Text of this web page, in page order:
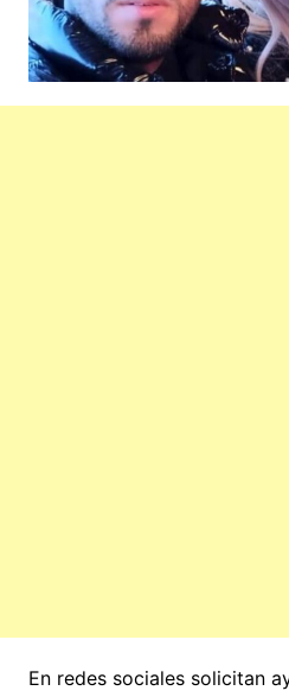
En redes sociales solicitan